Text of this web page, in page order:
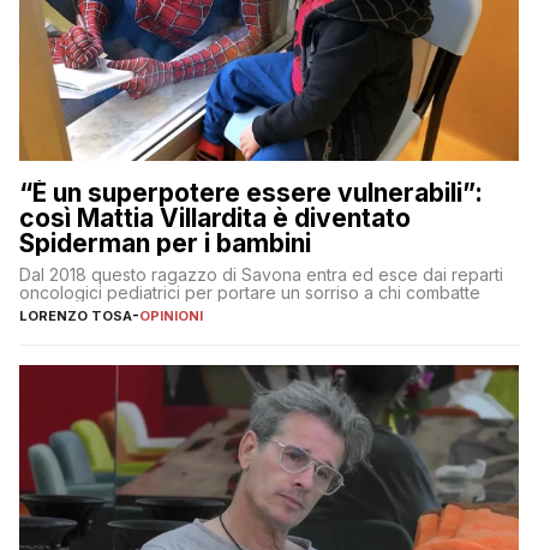
“È un superpotere essere vulnerabili”:
così Mattia Villardita è diventato
Spiderman per i bambini
Dal 2018 questo ragazzo di Savona entra ed esce dai reparti
oncologici pediatrici per portare un sorriso a chi combatte
LORENZO TOSA-OPINIONI